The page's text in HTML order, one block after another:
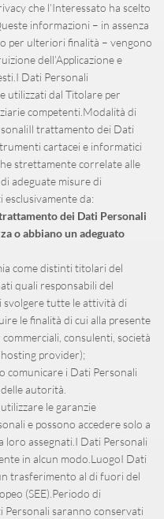
che l’Interessato ha scelto
informazioni – in assenza
per ulteriori finalità – vengono
dell’Applicazione e
Dati Personali
utilizzati dal Titolare per
competenti.Modalità di
trattamento dei Dati
cartacei e informatici
strettamente correlate alle
adeguate misure di
da:
dei Dati Personali
o abbiano un adeguato
come distinti titolari del
quali responsabili del
tutte le attività di
le finalità di cui alla presente
consulenti, società
provider);
comunicare i Dati Personali
autorità.
le garanzie
e possono accedere solo a
loro assegnati.I Dati Personali
in alcun modo.LuogoI Dati
trasferimento al di fuori del
(SEE).Periodo di
Personali saranno conservati